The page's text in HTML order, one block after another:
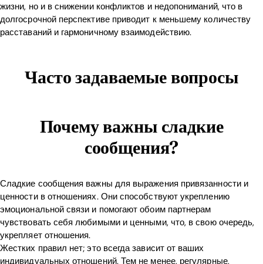
жизни, но и в снижении конфликтов и недопониманий, что в
долгосрочной перспективе приводит к меньшему количеству
расставаний и гармоничному взаимодействию.
Часто задаваемые вопросы
Почему важны сладкие
сообщения?
Сладкие сообщения важны для выражения привязанности и
ценности в отношениях. Они способствуют укреплению
эмоциональной связи и помогают обоим партнерам
чувствовать себя любимыми и ценными, что, в свою очередь,
укрепляет отношения.
Жестких правил нет; это всегда зависит от ваших
индивидуальных отношений. Тем не менее, регулярные,